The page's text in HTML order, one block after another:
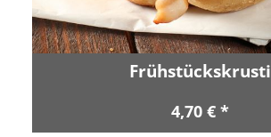
Frühstückskrusti
4,70 € *